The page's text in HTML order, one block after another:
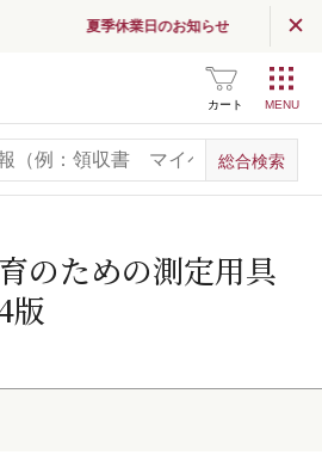
夏季休業日のお知らせ
カート
のための測定用具
版